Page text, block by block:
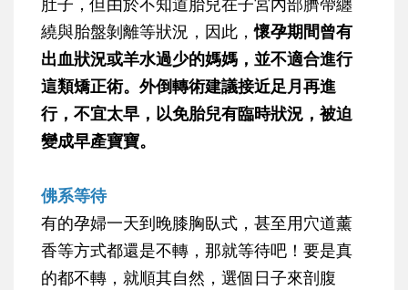
繞與胎盤剝離等狀況，因此，懷孕期間曾有
出血狀況或羊水過少的媽媽，並不適合進行
這類矯正術。外倒轉術建議接近足月再進
行，不宜太早，以免胎兒有臨時狀況，被迫
變成早產寶寶。
佛系等待
有的孕婦一天到晚膝胸臥式，甚至用穴道薰
香等方式都還是不轉，那就等待吧！要是真
的都不轉，就順其自然，選個日子來剖腹